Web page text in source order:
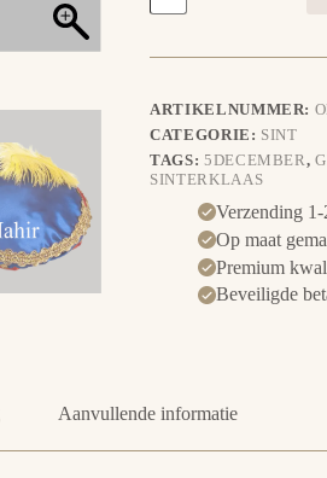
aantal
ARTIKELNUMMER:
CATEGORIE: SINT
TAGS: 5DECEMBER ,
SINTERKLAAS
Verzending
Op maat
Premium
Beveiligde
Aanvullende informatie